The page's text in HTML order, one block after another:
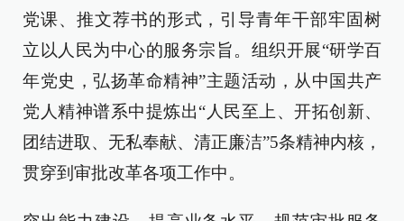
党课、推文荐书的形式，引导青年干部牢固树
立以人民为中心的服务宗旨。组织开展“研学百
年党史，弘扬革命精神”主题活动，从中国共产
党人精神谱系中提炼出“人民至上、开拓创新、
团结进取、无私奉献、清正廉洁”5条精神内核，
贯穿到审批改革各项工作中。